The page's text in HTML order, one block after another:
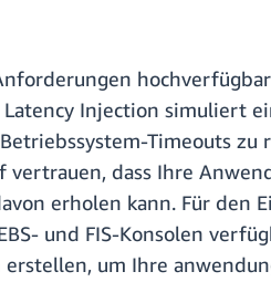
Injection simuliert
Timeouts
dass Ihre
erholen kann. Für
und FIS-Konsolen
um Ihre